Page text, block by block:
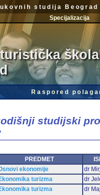
studija Beograd
Specijalizacija
Raspored
studijski
PREDMET
ekonomije
dr
turizma
dr
turizma dr